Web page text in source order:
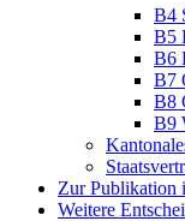
B4
B5
B6
B7
B8
B9
Zur Publikation
Weitere